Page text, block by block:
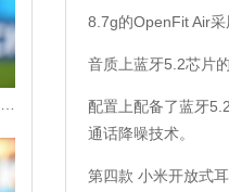
8.7g的OpenFit Air采
音质上蓝牙5.2芯片
配置上配备了蓝牙
通话降噪技术。
第四款 小米开放式